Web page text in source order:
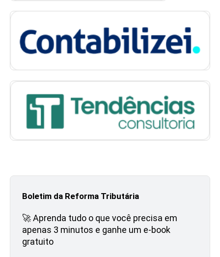
Boletim da Reforma Tributária
🚀 Aprenda tudo o que você precisa em
apenas 3 minutos e ganhe um e-book
gratuito